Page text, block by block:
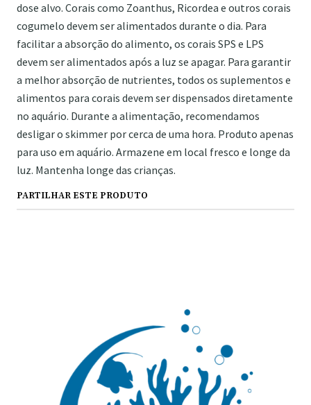
dose alvo. Corais como Zoanthus, Ricordea e outros corais
cogumelo devem ser alimentados durante o dia. Para
facilitar a absorção do alimento, os corais SPS e LPS
devem ser alimentados após a luz se apagar. Para garantir
a melhor absorção de nutrientes, todos os suplementos e
alimentos para corais devem ser dispensados ​​diretamente
no aquário. Durante a alimentação, recomendamos
desligar o skimmer por cerca de uma hora. Produto apenas
para uso em aquário. Armazene em local fresco e longe da
luz. Mantenha longe das crianças.
PARTILHAR ESTE PRODUTO